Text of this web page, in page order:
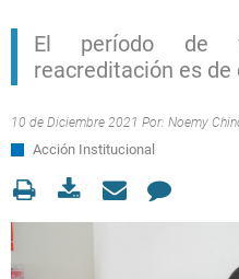
El período de
reacreditación es de
10 de Diciembre 2021 Por: Noemy
Acción Institucional